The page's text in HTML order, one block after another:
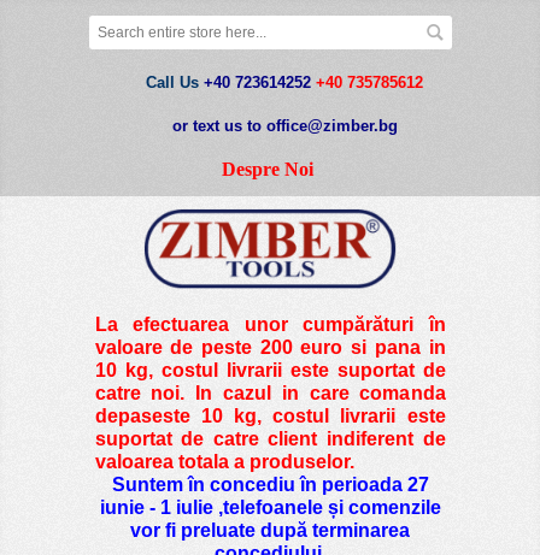
Call Us +40 723614252 +40 735785612
or text us to office@zimber.bg
Despre Noi
La efectuarea unor cumpărături în
valoare de peste200 euro si pana in
10 kg, costul livrarii este suportat de
catre noi. In cazul in care comanda
depaseste 10 kg, costul livrarii este
suportat de catre client indiferent de
valoarea totala a produselor.
Suntem în concediu în perioada 27
iunie - 1 iulie ,telefoanele și comenzile
vor fi preluate după terminarea